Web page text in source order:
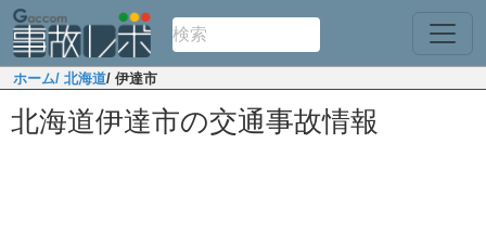
ホーム/ 北海道/ 伊達市
北海道伊達市の交通事故情報